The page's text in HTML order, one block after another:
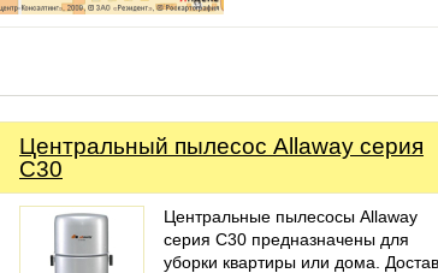
Центральный пылесос Allaway серия
С30
Центральные пылесосы Allaway
серия С30 предназначены для
уборки квартиры или дома.